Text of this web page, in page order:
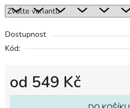
Dostupnost
Kód:
od 549 Kč
Měrná cena: